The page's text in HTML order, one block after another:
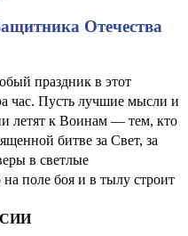
Отечества
праздник в этот
час. Пусть лучшие мысли и
летят к Воинам — тем, кто
битве за Свет, за
в светлые
поле боя и в тылу строит